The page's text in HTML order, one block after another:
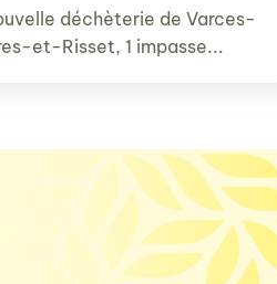
déchèterie de Varces-
et-Risset, 1 impasse...